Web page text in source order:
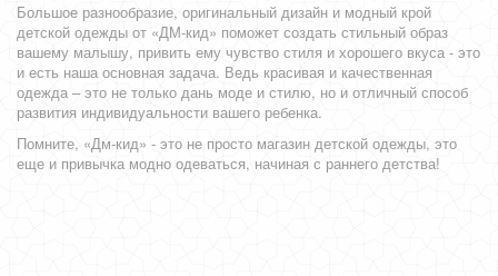
Большое разнообразие, оригинальный дизайн и модный крой
детской одежды от «ДМ-кид» поможет создать стильный образ
вашему малышу, привить ему чувство стиля и хорошего вкуса - это
и есть наша основная задача. Ведь красивая и качественная
одежда – это не только дань моде и стилю, но и отличный способ
развития индивидуальности вашего ребенка.
Помните, «Дм-кид» - это не просто магазин детской одежды, это
еще и привычка модно одеваться, начиная с раннего детства!